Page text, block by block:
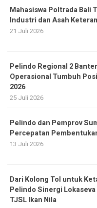
Mahasiswa Poltrada Bali
Industri dan Asah
21 Juli 2026
Pelindo Regional 2
Operasional Tumbuh
2026
25 Juli 2026
Pelindo dan Pemprov
Percepatan
13 Juli 2026
Dari Kolong Tol untuk
Pelindo Sinergi
TJSL Ikan Nila